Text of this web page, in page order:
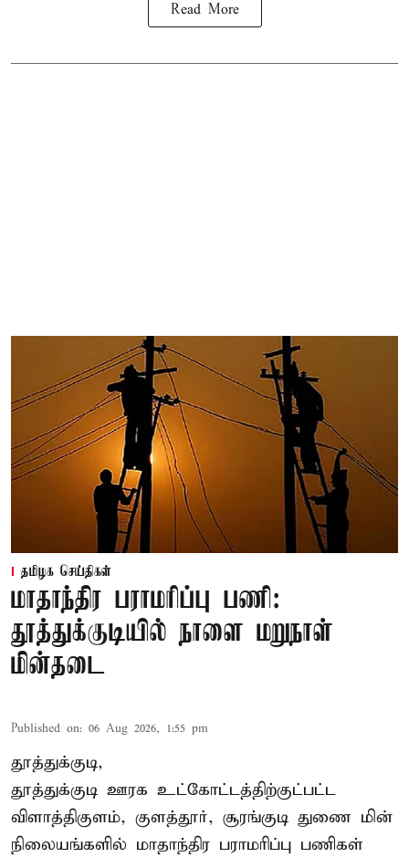
Read More
தமிழக செய்திகள்
மாதாந்திர பராமரிப்பு பணி:
தூத்துக்குடியில் நாளை மறுநாள்
மின்தடை
Published on: 06 Aug 2026, 1:55 pm
தூத்துக்குடி,
தூத்துக்குடி ஊரக உட்கோட்டத்திற்குட்பட்ட
விளாத்திகுளம், குளத்தூர், சூரங்குடி துணை மின்
நிலையங்களில் மாதாந்திர பராமரிப்பு பணிகள்